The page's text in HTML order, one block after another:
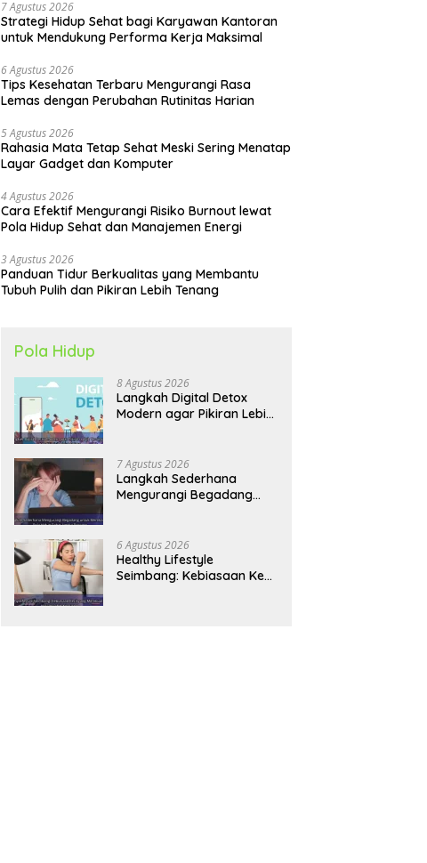
7 Agustus 2026
Strategi Hidup Sehat bagi Karyawan Kantoran
untuk Mendukung Performa Kerja Maksimal
6 Agustus 2026
Tips Kesehatan Terbaru Mengurangi Rasa
Lemas dengan Perubahan Rutinitas Harian
5 Agustus 2026
Rahasia Mata Tetap Sehat Meski Sering Menatap
Layar Gadget dan Komputer
4 Agustus 2026
Cara Efektif Mengurangi Risiko Burnout lewat
Pola Hidup Sehat dan Manajemen Energi
3 Agustus 2026
Panduan Tidur Berkualitas yang Membantu
Tubuh Pulih dan Pikiran Lebih Tenang
Pola Hidup
8 Agustus 2026
Langkah Digital Detox
Modern agar Pikiran Lebih
7 Agustus 2026
Langkah Sederhana
Mengurangi Begadang
Panjang
6 Agustus 2026
Healthy Lifestyle
Seimbang: Kebiasaan Kecil